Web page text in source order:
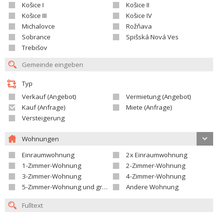
Košice I
Košice II
Košice III
Košice IV
Michalovce
Rožňava
Sobrance
Spišská Nová Ves
Trebišov
Typ
Verkauf (Angebot)
Vermietung (Angebot)
Kauf (Anfrage)
Miete (Anfrage)
Versteigerung
Wohnungen
Einraumwohnung
2x Einraumwohnung
1-Zimmer-Wohnung
2-Zimmer-Wohnung
3-Zimmer-Wohnung
4-Zimmer-Wohnung
5-Zimmer-Wohnung und größer
Andere Wohnung